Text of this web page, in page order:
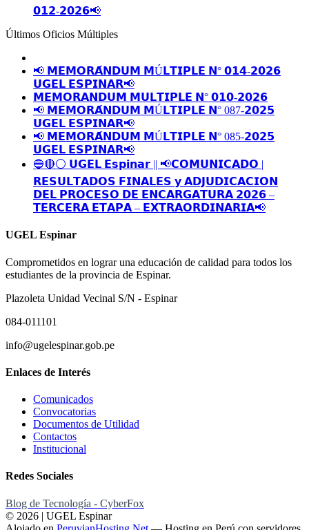
𝟬𝟭𝟮-𝟮𝟬𝟮𝟲📢
Últimos Oficios Múltiples
📢 𝗠𝗘𝗠𝗢𝗥𝗔́𝗡𝗗𝗨𝗠 𝗠Ú𝗟𝗧𝗜𝗣𝗟𝗘 𝗡° 𝟬𝟭𝟰-𝟮𝟬𝟮𝟲
𝗨𝗚𝗘𝗟 𝗘𝗦𝗣𝗜𝗡𝗔𝗥📢
𝗠𝗘𝗠𝗢𝗥𝗔𝗡𝗗𝗨𝗠 𝗠𝗨𝗟𝗧𝗜𝗣𝗟𝗘 𝗡° 𝟬𝟭𝟬-𝟮𝟬𝟮𝟲
📢 𝗠𝗘𝗠𝗢𝗥𝗔́𝗡𝗗𝗨𝗠 𝗠Ú𝗟𝗧𝗜𝗣𝗟𝗘 𝗡° 087-𝟮𝟬𝟮𝟱
𝗨𝗚𝗘𝗟 𝗘𝗦𝗣𝗜𝗡𝗔𝗥📢
📢 𝗠𝗘𝗠𝗢𝗥𝗔́𝗡𝗗𝗨𝗠 𝗠Ú𝗟𝗧𝗜𝗣𝗟𝗘 𝗡° 085-𝟮𝟬𝟮𝟱
𝗨𝗚𝗘𝗟 𝗘𝗦𝗣𝗜𝗡𝗔𝗥📢
🔵🔴⚪️ 𝗨𝗚𝗘𝗟 𝗘𝘀𝗽𝗶𝗻𝗮𝗿 || 📢𝗖𝗢𝗠𝗨𝗡𝗜𝗖𝗔𝗗𝗢 |
𝗥𝗘𝗦𝗨𝗟𝗧𝗔𝗗𝗢𝗦 𝗙𝗜𝗡𝗔𝗟𝗘𝗦 𝘆 𝗔𝗗𝗝𝗨𝗗𝗜𝗖𝗔𝗖𝗜𝗢𝗡
𝗗𝗘𝗟 𝗣𝗥𝗢𝗖𝗘𝗦𝗢 𝗗𝗘 𝗘𝗡𝗖𝗔𝗥𝗚𝗔𝗧𝗨𝗥𝗔 𝟮𝟬𝟮𝟲 –
𝗧𝗘𝗥𝗖𝗘𝗥𝗔 𝗘𝗧𝗔𝗣𝗔 – 𝗘𝗫𝗧𝗥𝗔𝗢𝗥𝗗𝗜𝗡𝗔𝗥𝗜𝗔📢
UGEL Espinar
Comprometidos en lograr una educación de calidad para todos los
estudiantes de la provincia de Espinar.
Plazoleta Unidad Vecinal S/N - Espinar
084-011101
info@ugelespinar.gob.pe
Enlaces de Interés
Comunicados
Convocatorias
Documentos de Utilidad
Contactos
Institucional
Redes Sociales
Blog de Tecnología - CyberFox
© 2026 | UGEL Espinar